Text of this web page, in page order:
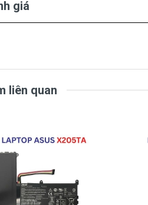
Zin này là pin xách tay
độ bảo hành cho Pin
Asus độ chai quá 70%) chúng tôi
trường hợp không được bảo
Asus bị rơi vỡ không còn nguyên
Asus bị ngập nước.
giá
liên quan